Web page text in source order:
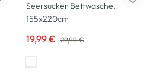
Seersucker Bettwäsche,
155x220cm
19,99 € 29,99 €